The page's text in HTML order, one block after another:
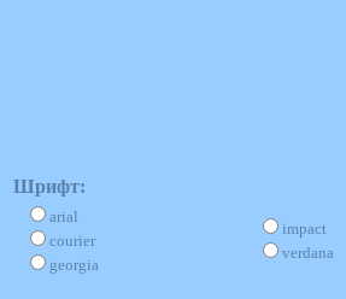
Шрифт:
arial
courier
georgia
impact
verdana